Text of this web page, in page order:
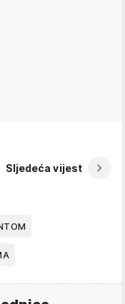
Sljedeća vijest